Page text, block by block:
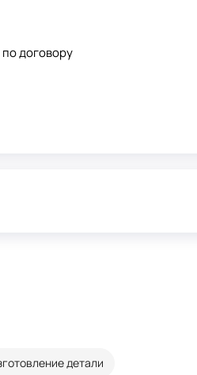
договору
детали